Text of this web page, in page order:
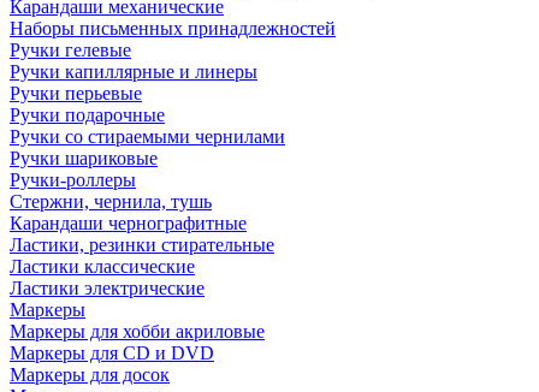
Карандаши механические
Наборы письменных принадлежностей
Ручки гелевые
Ручки капиллярные и линеры
Ручки перьевые
Ручки подарочные
Ручки со стираемыми чернилами
Ручки шариковые
Ручки-роллеры
Стержни, чернила, тушь
Карандаши чернографитные
Ластики, резинки стирательные
Ластики классические
Ластики электрические
Маркеры
Маркеры для хобби акриловые
Маркеры для CD и DVD
Маркеры для досок